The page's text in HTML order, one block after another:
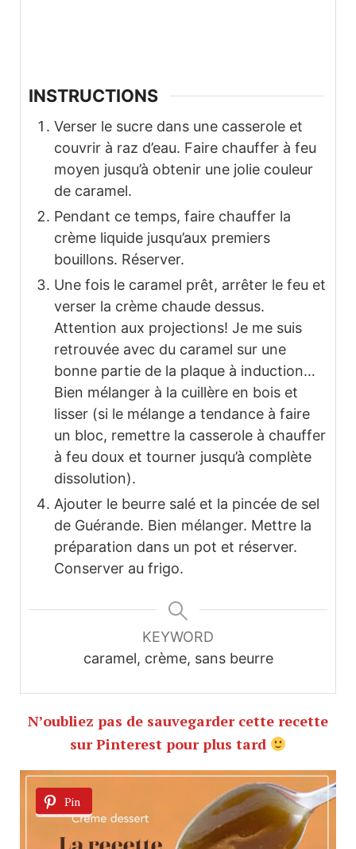
INSTRUCTIONS
Verser le sucre dans une casserole et
couvrir à raz d’eau. Faire chauffer à feu
moyen jusqu’à obtenir une jolie couleur
de caramel.
Pendant ce temps, faire chauffer la
crème liquide jusqu’aux premiers
bouillons. Réserver.
Une fois le caramel prêt, arrêter le feu et
verser la crème chaude dessus.
Attention aux projections! Je me suis
retrouvée avec du caramel sur une
bonne partie de la plaque à induction…
Bien mélanger à la cuillère en bois et
lisser (si le mélange a tendance à faire
un bloc, remettre la casserole à chauffer
à feu doux et tourner jusqu’à complète
dissolution).
Ajouter le beurre salé et la pincée de sel
de Guérande. Bien mélanger. Mettre la
préparation dans un pot et réserver.
Conserver au frigo.
KEYWORD
caramel, crème, sans beurre
N’oubliez pas de sauvegarder cette recette
sur Pinterest pour plus tard
Pin